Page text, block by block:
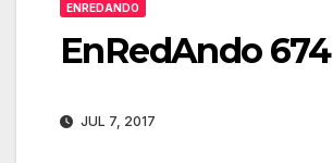
ENREDANDO
EnRedAndo 674
JUL 7, 2017